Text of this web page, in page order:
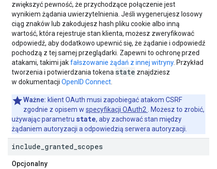
zwiększyć pewność, że przychodzące połączenie jest
wynikiem żądania uwierzytelnienia. Jeśli wygenerujesz losowy
ciąg znaków lub zakodujesz hash pliku cookie albo inną
wartość, która rejestruje stan klienta, możesz zweryfikować
odpowiedź, aby dodatkowo upewnić się, że żądanie i odpowiedź
pochodzą z tej samej przeglądarki. Zapewni to ochronę przed
atakami, takimi jakfałszowanie żądań z innej witryny. Przykład
tworzenia i potwierdzania tokena state znajdziesz
w dokumentacji OpenID Connect
Ważne: klient OAuth musi zapobiegać atakom CSRF
zgodnie z opisem w specyfikacji OAuth2
. Możesz to zrobić,
używając parametru state, aby zachować stan między
żądaniem autoryzacji a odpowiedzią serwera autoryzacji.
include granted scopes
Opcjonalny